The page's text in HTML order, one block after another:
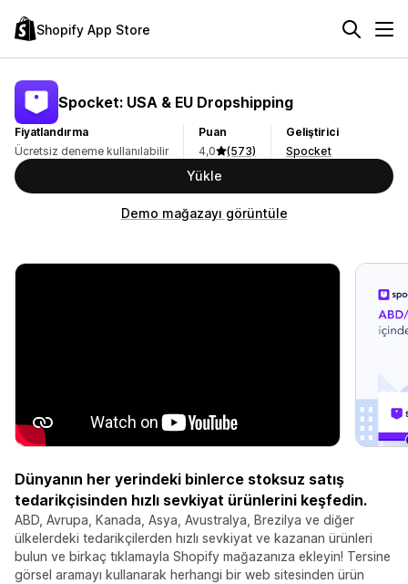
Shopify App Store
Spocket: USA & EU Dropshipping
Fiyatlandırma
Ücretsiz deneme kullanılabilir
Puan
4,0
(573)
Geliştirici
Spocket
Yükle
Demo mağazayı görüntüle
Dünyanın her yerindeki binlerce stoksuz satış
tedarikçisinden hızlı sevkiyat ürünlerini keşfedin.
ABD, Avrupa, Kanada, Asya, Avustralya, Brezilya ve diğer
ülkelerdeki tedarikçilerden hızlı sevkiyat ve kazanan ürünleri
bulun ve birkaç tıklamayla Shopify mağazanıza ekleyin! Tersine
görsel aramayı kullanarak herhangi bir web sitesinden ürün